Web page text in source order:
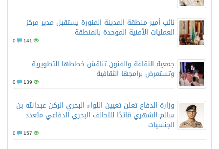
نائب أمير منطقة المدينة المنورة يستقبل مدير مركز
العمليات الأمنية الموحدة بالمنطقة
141
جمعية الثقافة والفنون تناقش خططها التطويرية
وتستعرض برامجها الثقافية
139
وزارة الدفاع تعلن تعيين اللواء البحري الركن عبدالله بن
سالم الشهري قائدًا للتحالف البحري الدفاعي متعدد
الجنسيات
157